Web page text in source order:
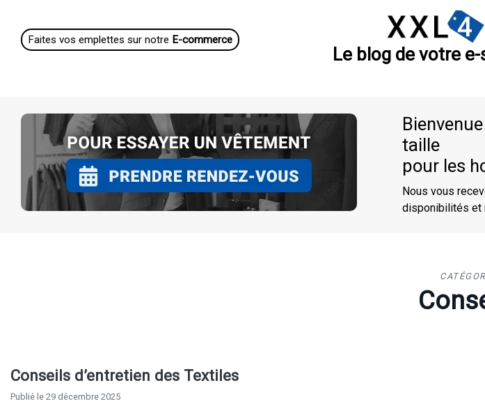
Faites vos emplettes sur notre E-commerce
Le blog de votre
taille
pour les
Nous vous
disponibilités et
Conseils d’entretien des Textiles
Publié le 29 décembre 2025